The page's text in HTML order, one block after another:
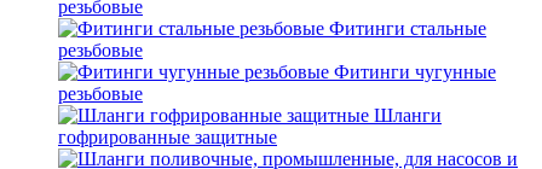
резьбовые
Фитинги стальные
резьбовые
Фитинги чугунные
резьбовые
Шланги
гофрированные защитные